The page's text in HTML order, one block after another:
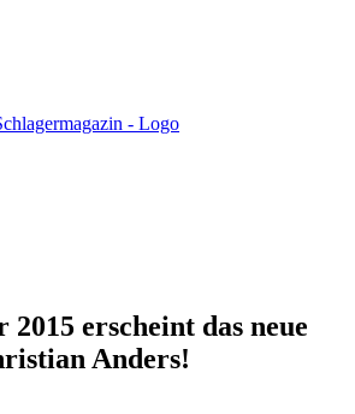
erscheint das neue
Anders!